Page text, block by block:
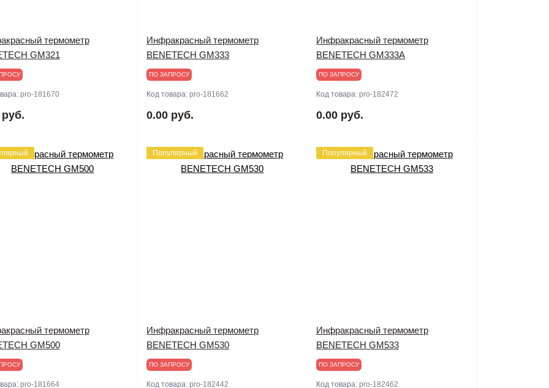
термометр
GM321
pro-181670
Инфракрасный термометр
BENETECH GM333
ПО ЗАПРОСУ
Код товара:pro-181662
0.00 руб.
Инфракрасный термометр
BENETECH GM333A
ПО ЗАПРОСУ
Код товара:pro-182472
0.00 руб.
термометр
GM500
pro-181664
Популярный
Инфракрасный термометр
BENETECH GM530
ПО ЗАПРОСУ
Код товара:pro-182442
Популярный
Инфракрасный термометр
BENETECH GM533
ПО ЗАПРОСУ
Код товара:pro-182462